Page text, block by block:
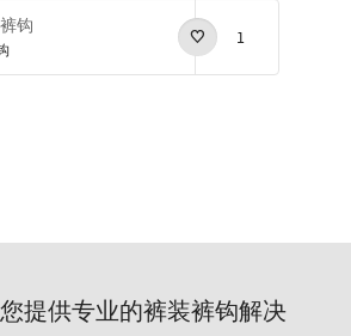
钩
1
提供专业的裤装裤钩解决